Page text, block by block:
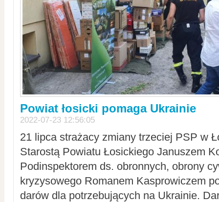
Powiat łosicki pomaga Ukrainie
2022-07-23 12:56:05
21 lipca strażacy zmiany trzeciej PSP w
Starostą Powiatu Łosickiego Januszem
Podinspektorem ds. obronnych, obrony
kryzysowego Romanem Kasprowiczem
darów dla potrzebujących na Ukrainie.